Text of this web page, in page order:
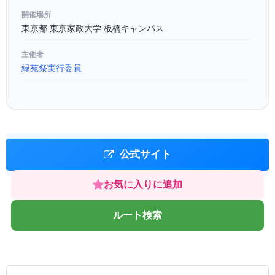
開催場所
東京都 東京家政大学 板橋キャンパス
主催者
緑苑祭実行委員
公式サイト
お気に入りに追加
ルート検索